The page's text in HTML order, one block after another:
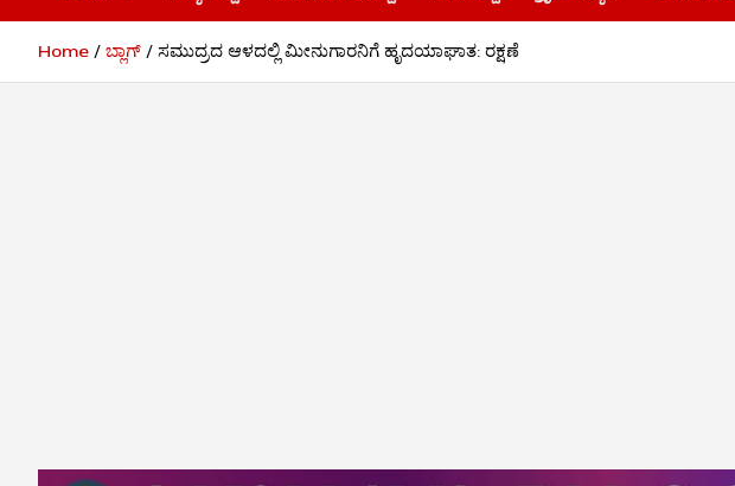
Home ಬ್ಲಾಗ್ ಸಮುದ್ರದ ಆಳದಲ್ಲಿ ಮೀನುಗಾರನಿಗೆ ಹೃದಯಾಘಾತ: ರಕ್ಷಣೆ